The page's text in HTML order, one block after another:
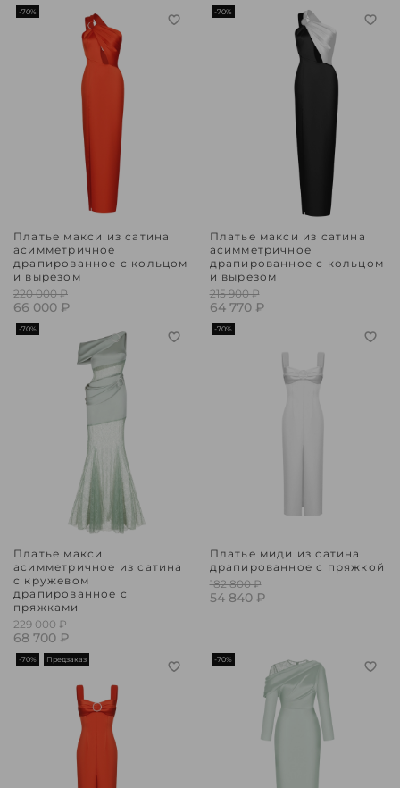
-70%
Платье макси из сатина
асимметричное
драпированное с кольцом
и вырезом
220 000 ₽
66 000 ₽
-70%
Платье макси из сатина
асимметричное
драпированное с кольцом
и вырезом
215 900 ₽
64 770 ₽
-70%
Платье макси
асимметричное из сатина
с кружевом
драпированное с
пряжками
229 000 ₽
68 700 ₽
-70%
Платье миди из сатина
драпированное с пряжкой
182 800 ₽
54 840 ₽
-70% Предзаказ -70%